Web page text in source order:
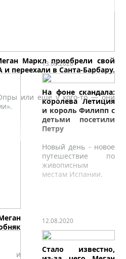
Маркл приобрели свой
переехали в Санта-Барбару.
или еще у кого-то — они
и
13.08.2020
На фоне скандала:
королева Летиция
и король Филипп с
детьми посетили
Петру
Новый день - новое
путешествие по
живописным
местам Испании.
12.08.2020
Стало известно,